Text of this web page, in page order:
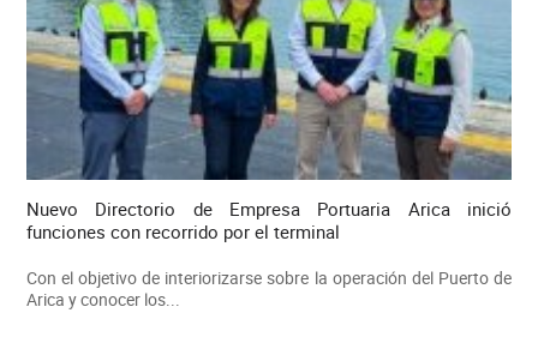
Nuevo Directorio de Empresa Portuaria Arica inició
funciones con recorrido por el terminal
Con el objetivo de interiorizarse sobre la operación del Puerto de
Arica y conocer los...